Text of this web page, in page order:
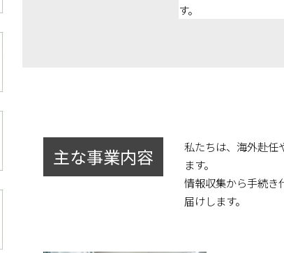
す。
主な事業内容
私たちは、海外赴任
ます。
情報収集から手続き
届けします。